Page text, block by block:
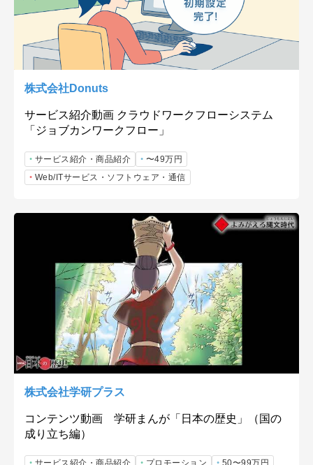
株式会社Donuts
サービス紹介動画 クラウドワークフローシステム
「ジョブカンワークフロー」
サービス紹介・商品紹介
〜49万円
Web/ITサービス・ソフトウェア・通信
株式会社学研プラス
コンテンツ動画 学研まんが「日本の歴史」（国の
成り立ち編）
サービス紹介・商品紹介 プロモーション 50〜99万円